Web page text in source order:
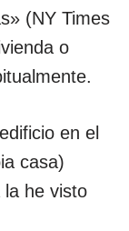
(NY Times
o
en el
casa)
he visto